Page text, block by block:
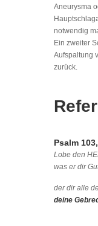
Aneurysma
notwendig
Ein zweiter
Aufspaltung
zurück.
Psalm
Lobe den
was er dir
der dir alle
deine